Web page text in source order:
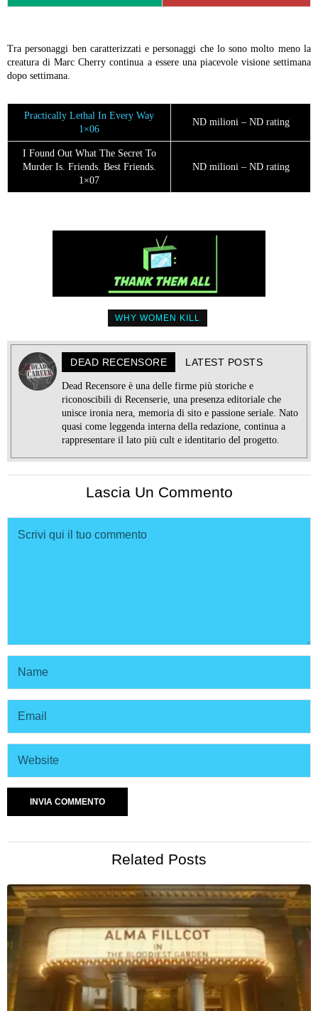
Tra personaggi ben caratterizzati e personaggi che lo sono molto meno la
creatura di Marc Cherry continua a essere una piacevole visione settimana
dopo settimana.
Practically Lethal In Every Way
1×06
ND milioni – ND rating
I Found Out What The Secret To
Murder Is. Friends. Best Friends.
1×07
ND milioni – ND rating
WHY WOMEN KILL
DEAD RECENSORE LATEST POSTS
Dead Recensore è una delle firme più storiche e
riconoscibili di Recenserie, una presenza editoriale che
unisce ironia nera, memoria di sito e passione seriale. Nato
quasi come leggenda interna della redazione, continua a
rappresentare il lato più cult e identitario del progetto.
Lascia Un Commento
Related Posts